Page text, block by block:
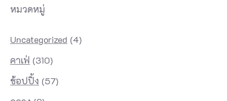
หมวดหมู่
Uncategorized (4)
คาเฟ่ (310)
ช้อปปิ้ง (57)